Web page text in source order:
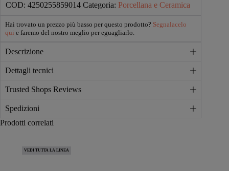
piatto
COD: 4250255859014 Categoria: Porcellana e Ceramica
Hai trovato un prezzo più basso per questo prodotto? Segnalacelo
qui e faremo del nostro meglio per eguagliarlo.
Descrizione
Dettagli tecnici
Trusted Shops Reviews
Spedizioni
Prodotti correlati
VEDI TUTTA LA LINEA